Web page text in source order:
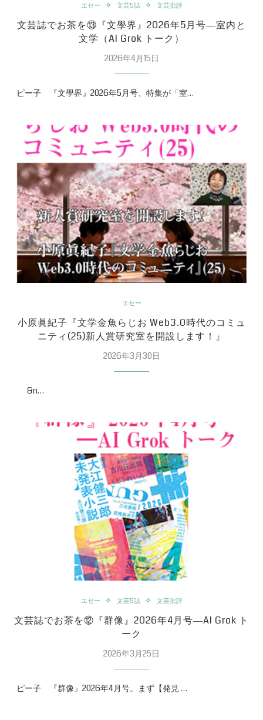
エセー 文芸5誌 文芸批評
文芸誌でお茶を⑬『文學界』2026年5月号―室内と
文学（AI Grok トーク）
2026年4月15日
ピー子 『文學界』2026年5月号、特集が「室…
エセー
小原眞紀子『文学金魚らじお Web3.0時代のコミュ
ニティ(25)新人賞研究室を開設します！』
2026年3月30日
&n…
エセー 文芸5誌 文芸批評
文芸誌でお茶を⑫『群像』2026年4月号―AI Grok ト
ーク
2026年3月25日
ピー子 『群像』2026年4月号。まず【発見 …